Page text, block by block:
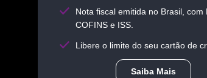
Nota fiscal emitida no Brasil, com
COFINS e ISS.
Libere o limite do seu cartão de
Saiba Mais